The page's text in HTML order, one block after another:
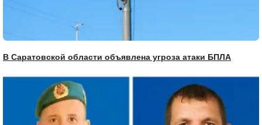
В Саратовской области объявлена угроза атаки БПЛА